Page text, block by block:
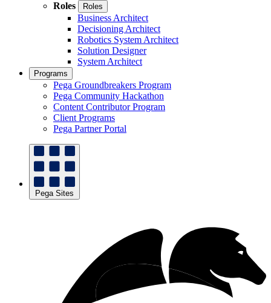
Roles
Roles
Business Architect
Decisioning Architect
Robotics System Architect
Solution Designer
System Architect
Programs
Pega Groundbreakers Program
Pega Community Hackathon
Content Contributor Program
Client Programs
Pega Partner Portal
Pega Sites